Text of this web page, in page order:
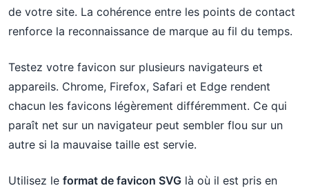
de votre site. La cohérence entre les points de contact
renforce la reconnaissance de marque au fil du temps.
Testez votre favicon sur plusieurs navigateurs et
appareils. Chrome, Firefox, Safari et Edge rendent
chacun les favicons légèrement différemment. Ce qui
paraît net sur un navigateur peut sembler flou sur un
autre si la mauvaise taille est servie.
Utilisez le format de favicon SVG là où il est pris en